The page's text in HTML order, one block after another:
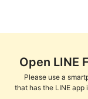
Open LINE
Please use a
that has the LINE app